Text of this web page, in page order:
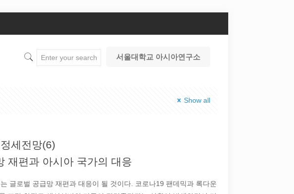
서울대학교 아시아연구소
Show all
세전망(6)
재편과 아시아 국가의 대응
글로벌 공급망 재편과 대응이 될 것이다. 코로나19 팬데믹과 록다운